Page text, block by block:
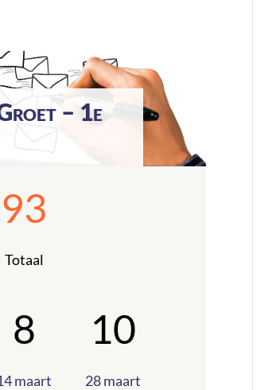
– 1e
93
Totaal
8
maart
10
28 maart